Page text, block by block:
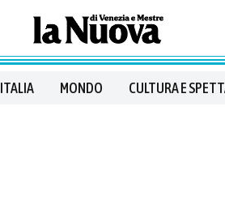
ITALIA MONDO CULTURA E